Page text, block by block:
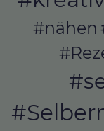
#nähen